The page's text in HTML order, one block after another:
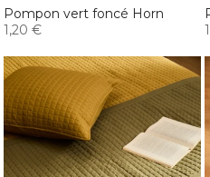
Pompon vert foncé Horn
1,20 €